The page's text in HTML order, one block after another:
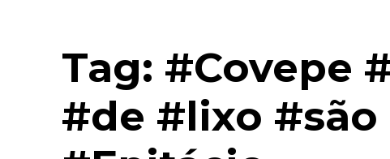
Tag: #Covepe
#de #lixo